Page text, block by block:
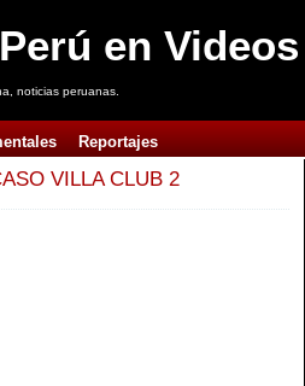
en Videos
noticias peruanas.
Reportajes
VILLA CLUB 2